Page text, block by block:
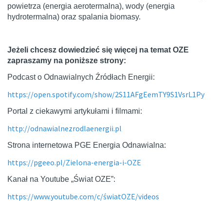
powietrza (energia aerotermalna), wody (energia
hydrotermalna) oraz spalania biomasy.
Jeżeli chcesz dowiedzieć się więcej na temat OZE
zapraszamy na poniższe strony:
Podcast o Odnawialnych Źródłach Energii:
https://open.spotify.com/show/2S11AFgEemTY9S1VsrL1Py
Portal z ciekawymi artykułami i filmami:
http://odnawialnezrodlaenergii.pl
Strona internetowa PGE Energia Odnawialna:
https://pgeeo.pl/Zielona-energia-i-OZE
Kanał na Youtube „Świat OZE”:
https://www.youtube.com/c/światOZE/videos